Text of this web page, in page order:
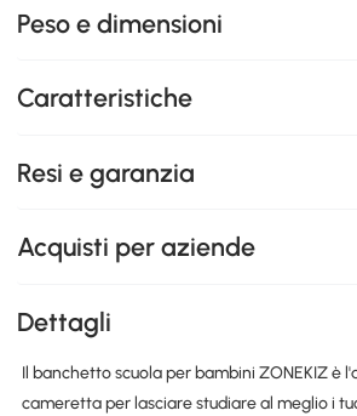
Peso e dimensioni
Caratteristiche
Resi e garanzia
Acquisti per aziende
Dettagli
Il banchetto scuola per bambini ZONEKIZ è
cameretta per lasciare studiare al meglio i